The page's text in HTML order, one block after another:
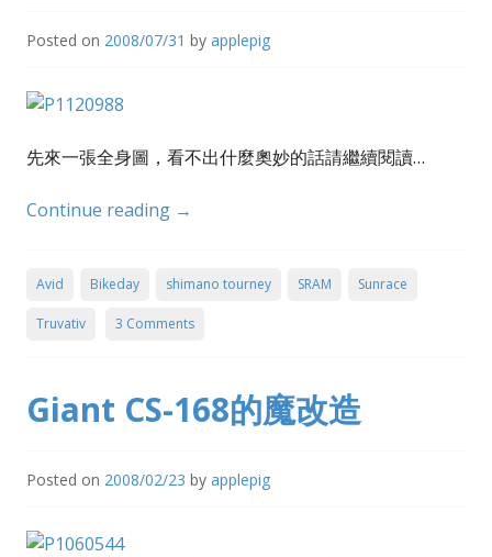
Posted on 2008/07/31 by applepig
先來一張全身圖，看不出什麼奧妙的話請繼續閱讀…
Continue reading →
Avid Bikeday shimano tourney SRAM Sunrace
Truvativ 3 Comments
Giant CS-168的魔改造
Posted on 2008/02/23 by applepig